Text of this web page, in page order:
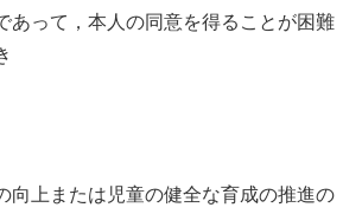
あって，本人の同意を得ることが困難
向上または児童の健全な育成の推進の